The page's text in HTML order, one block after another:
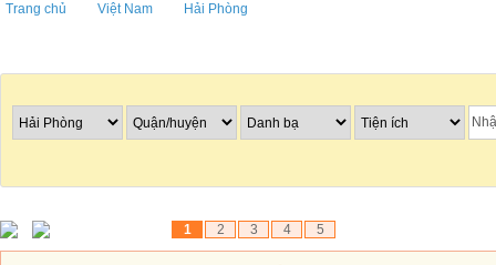
Trang chủ Việt Nam Hải Phòng
1 2 3 4 5